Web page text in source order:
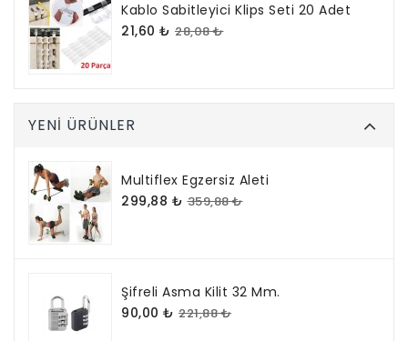
Kablo Sabitleyici Klips Seti 20 Adet
21,60 ₺ 28,08 ₺
YENI ÜRÜNLER
Multiflex Egzersiz Aleti
299,88 ₺ 359,88 ₺
Şifreli Asma Kilit 32 Mm.
90,00 ₺ 221,88 ₺